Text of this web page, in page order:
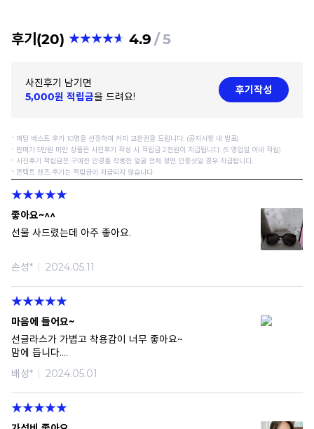
후기(20) 4.9 5
사진후기 남기면
5,000원 적립금을 드려요!
후기작성
⠂매달 베스트 후기 10명을 선정하여 커피 교환권을 드립니다. (공지사항 내 발표)
⠂판매가 5만원 미만 상품은 사진후기 작성 시 적립금 2천원이 지급됩니다. (5 영업일 이내 적립)
⠂사진후기 적립금은 구매한 안경을 착용한 얼굴 전체 정면 인증샷일 경우 지급됩니다.
⠂콘택트 렌즈 후기는 적립금이 지급되지 않습니다.
좋아요~^^
선물 사드렸는데 아주 좋아요.
손성* 2024.05.11
마음에 들어요~
선글라스가 가볍고 착용감이 너무 좋아요~
맘에 듭니다.
적극 추천요^^
배성* 2024.05.01